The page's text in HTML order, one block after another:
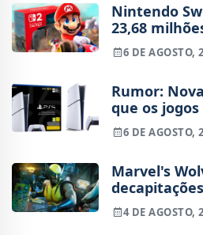
Nintendo
23,68
está 4
Switch
6 DE AGOSTO,
Rumor:
que os
2028
6 DE AGOSTO,
Marvel's
mostra
4 DE AGOSTO,